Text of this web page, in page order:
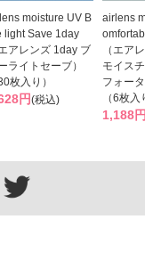
moisture UV B
light Save 1day
エアレンズ 1day ブ
ライトセーブ）
枚入り）
円(税込)
airlens
（エア
モイス
フォー
（6枚入
1,188